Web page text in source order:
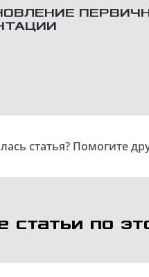
статья? Помогите
статьи по